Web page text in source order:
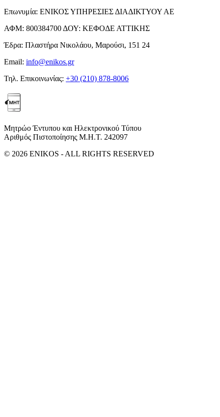
Επωνυμία: ΕΝΙΚΟΣ ΥΠΗΡΕΣΙΕΣ ΔΙΑΔΙΚΤΥΟΥ ΑΕ
ΑΦΜ: 800384700 ΔΟΥ: ΚΕΦΟΔΕ ΑΤΤΙΚΗΣ
Έδρα: Πλαστήρα Νικολάου, Μαρούσι, 151 24
Email: info@enikos.gr
Τηλ. Επικοινωνίας: +30 (210) 878-8006
Μητρώο Έντυπου και Ηλεκτρονικού Τύπου
Αριθμός Πιστοποίησης Μ.Η.Τ. 242097
© 2026 ENIKOS - ALL RIGHTS RESERVED